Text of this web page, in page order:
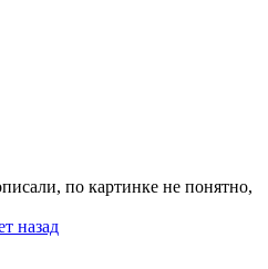
по картинке не понятно,
назад